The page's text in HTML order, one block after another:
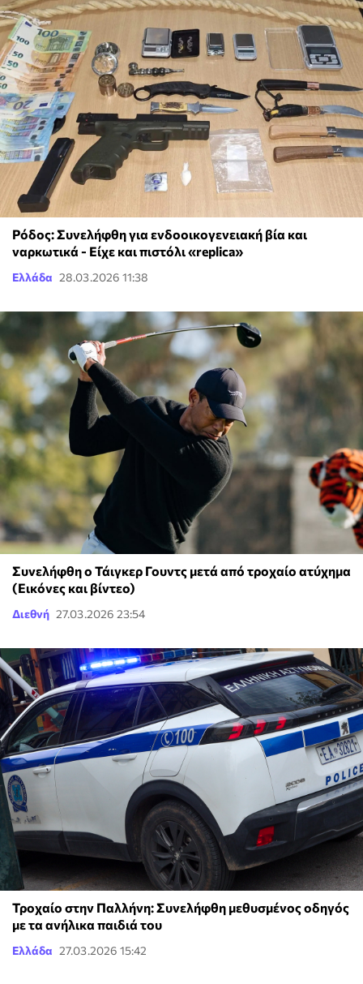
Ρόδος: Συνελήφθη για ενδοοικογενειακή βία και
ναρκωτικά - Είχε και πιστόλι «replica»
Ελλάδα 28.03.2026 11:38
Συνελήφθη ο Τάιγκερ Γουντς μετά από τροχαίο ατύχημα
(Εικόνες και βίντεο)
Διεθνή 27.03.2026 23:54
Τροχαίο στην Παλλήνη: Συνελήφθη μεθυσμένος οδηγός
με τα ανήλικα παιδιά του
Ελλάδα 27.03.2026 15:42